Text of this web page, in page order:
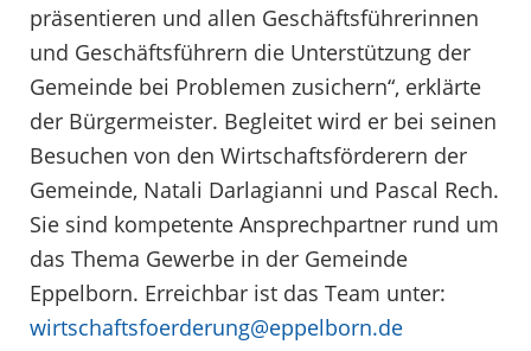
präsentieren und allen Geschäftsführerinnen
und Geschäftsführern die Unterstützung der
Gemeinde bei Problemen zusichern“, erklärte
der Bürgermeister. Begleitet wird er bei seinen
Besuchen von den Wirtschaftsförderern der
Gemeinde, Natali Darlagianni und Pascal Rech.
Sie sind kompetente Ansprechpartner rund um
das Thema Gewerbe in der Gemeinde
Eppelborn. Erreichbar ist das Team unter:
wirtschaftsfoerderung@eppelborn.de